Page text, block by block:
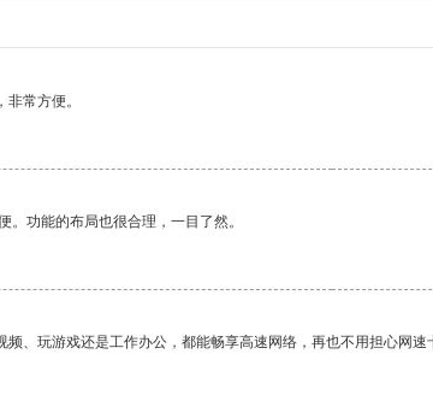
常方便。
功能的布局也很合理，一目了然。
、玩游戏还是工作办公，都能畅享高速网络，再也不用担心网